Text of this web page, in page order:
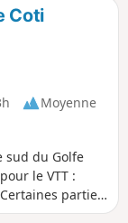
Coti
Moyenne
sud du Golfe
le VTT :
parties